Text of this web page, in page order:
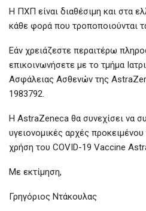
Η ΠΧΠ είναι διαθέσιμη και στα
κάθε φορά που τροποποιούνται
Εάν χρειάζεστε περαιτέρω
επικοινωνήσετε με το τμήμα
Ασφάλειας Ασθενών της
1983792.
Η AstraZeneca θα συνεχίσει να
υγειονομικές αρχές
χρήση του COVID-19 Vaccine
Με εκτίμηση,
Γρηγόριος Ντάκουλας